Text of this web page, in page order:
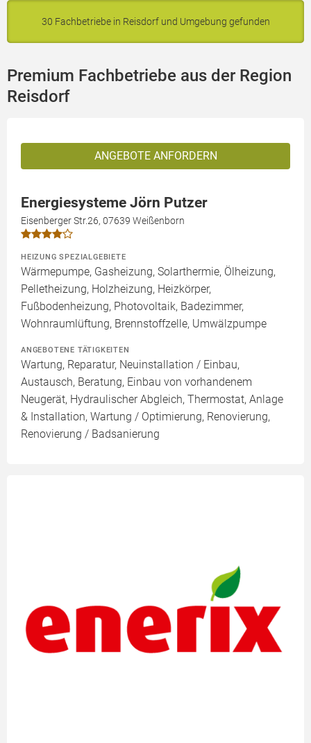
30 Fachbetriebe in Reisdorf und Umgebung gefunden
Premium Fachbetriebe aus der Region
Reisdorf
ANGEBOTE ANFORDERN
Energiesysteme Jörn Putzer
Eisenberger Str.26, 07639 Weißenborn
HEIZUNG SPEZIALGEBIETE
Wärmepumpe, Gasheizung, Solarthermie, Ölheizung,
Pelletheizung, Holzheizung, Heizkörper,
Fußbodenheizung, Photovoltaik, Badezimmer,
Wohnraumlüftung, Brennstoffzelle, Umwälzpumpe
ANGEBOTENE TÄTIGKEITEN
Wartung, Reparatur, Neuinstallation / Einbau,
Austausch, Beratung, Einbau von vorhandenem
Neugerät, Hydraulischer Abgleich, Thermostat, Anlage
& Installation, Wartung / Optimierung, Renovierung,
Renovierung / Badsanierung